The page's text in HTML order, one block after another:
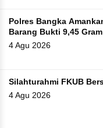
Polres Bangka
Barang Bukti 9,45 Gram
4 Agu 2026
Silahturahmi FKUB
4 Agu 2026